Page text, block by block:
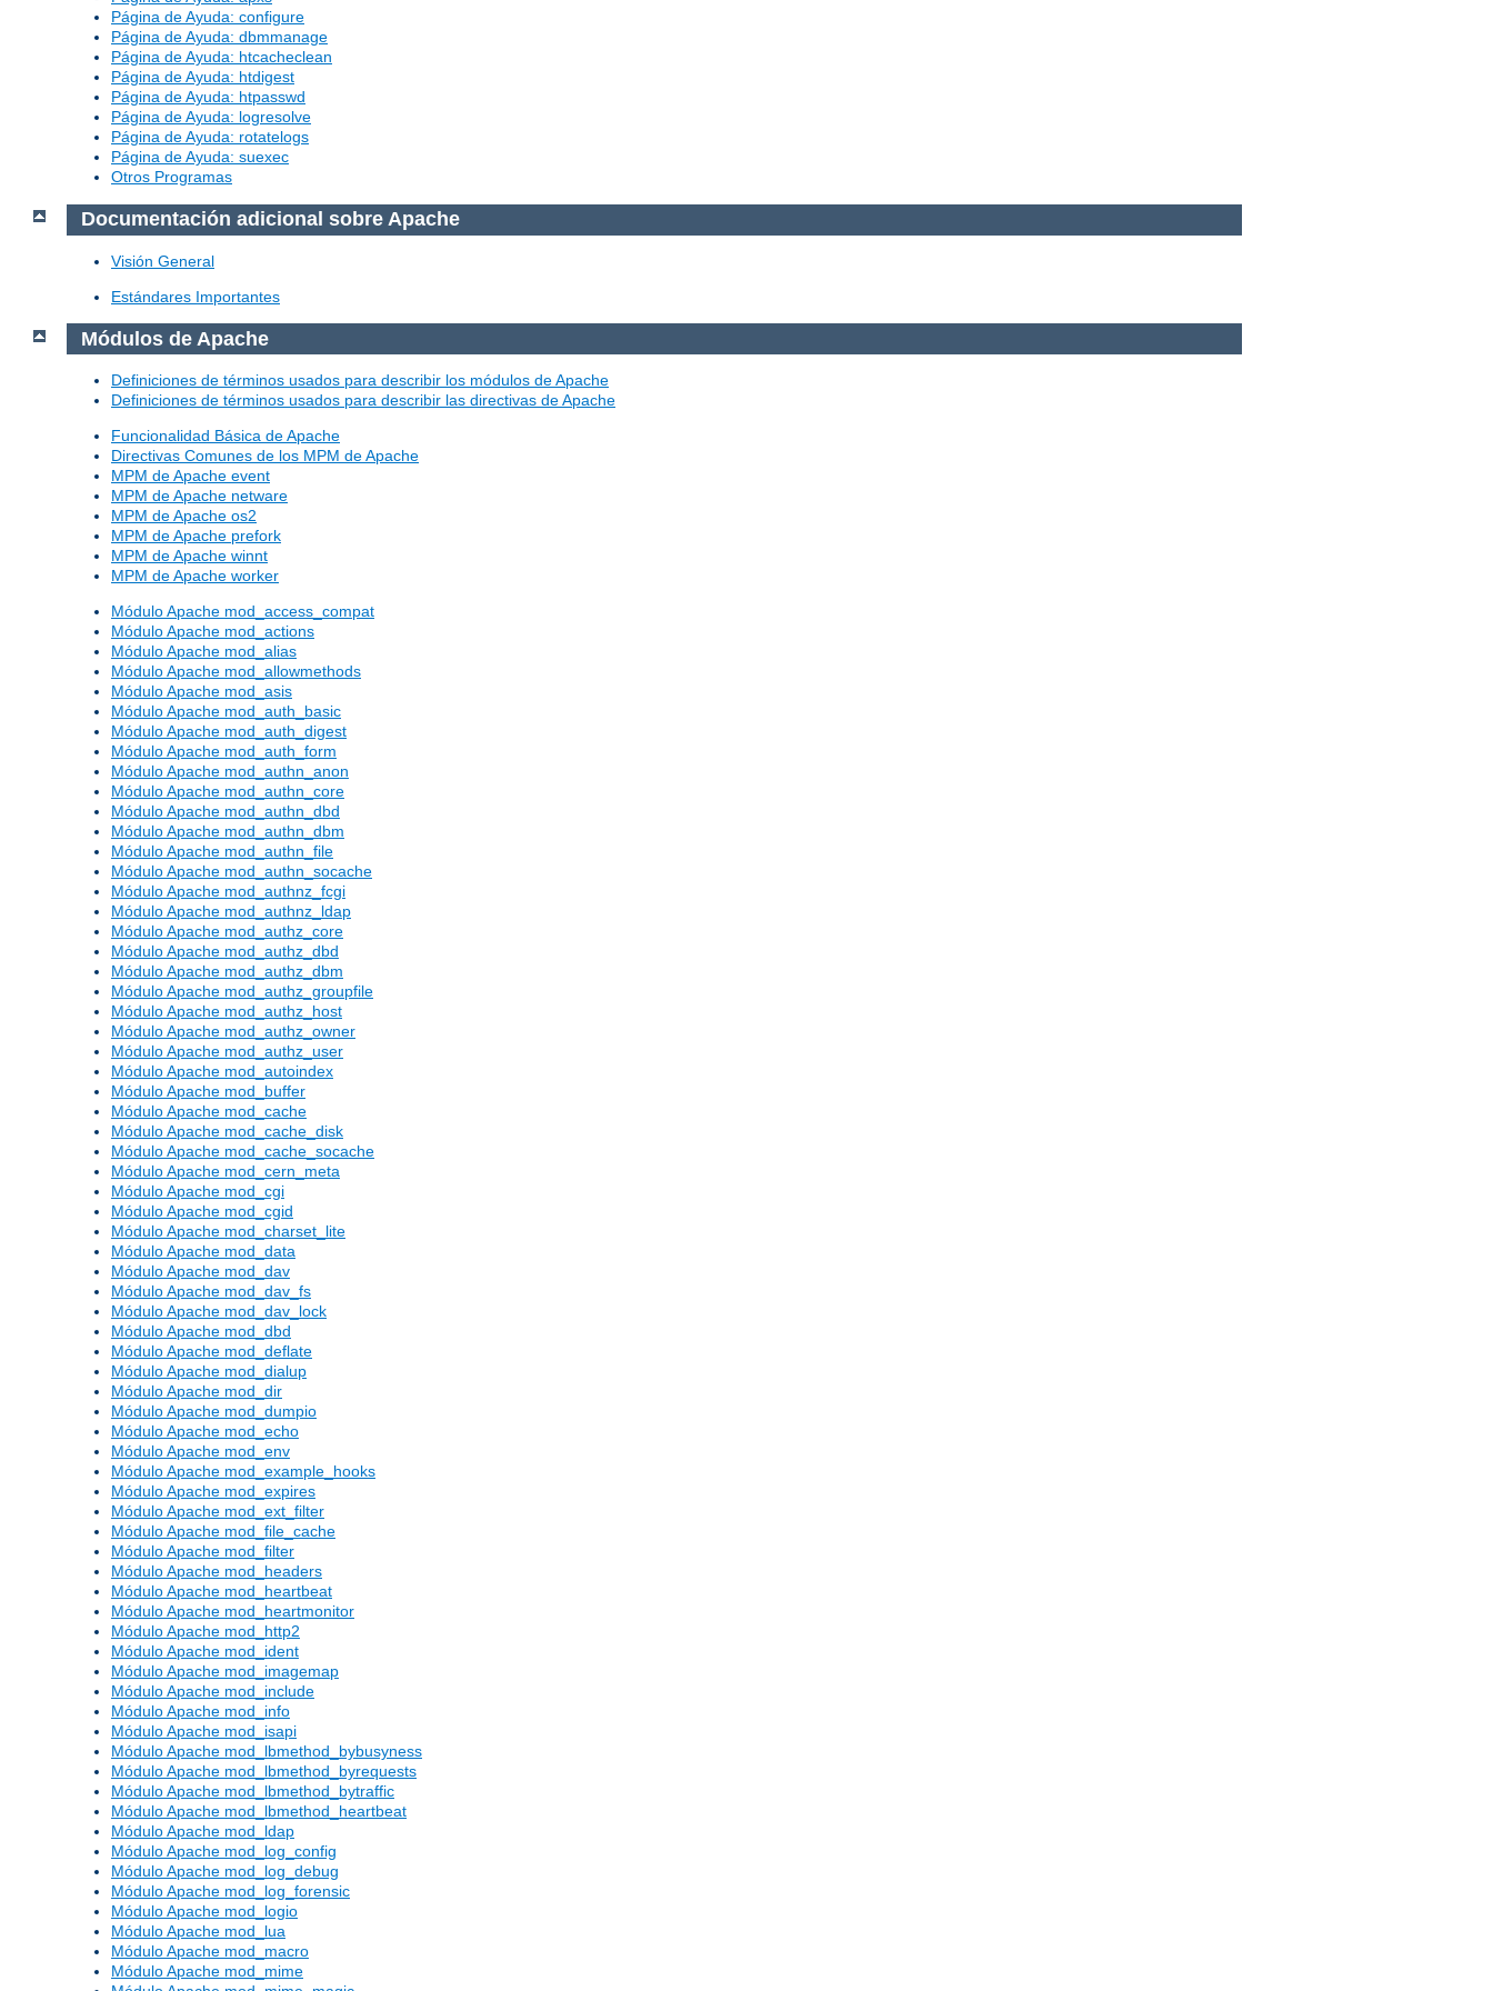
Página de Ayuda: configure
Página de Ayuda: dbmmanage
Página de Ayuda: htcacheclean
Página de Ayuda: htdigest
Página de Ayuda: htpasswd
Página de Ayuda: logresolve
Página de Ayuda: rotatelogs
Página de Ayuda: suexec
Otros Programas
Documentación adicional sobre Apache
Visión General
Estándares Importantes
Módulos de Apache
Definiciones de términos usados para describir los módulos de Apache
Definiciones de términos usados para describir las directivas de Apache
Funcionalidad Básica de Apache
Directivas Comunes de los MPM de Apache
MPM de Apache event
MPM de Apache netware
MPM de Apache os2
MPM de Apache prefork
MPM de Apache winnt
MPM de Apache worker
Módulo Apache mod_access_compat
Módulo Apache mod_actions
Módulo Apache mod_alias
Módulo Apache mod_allowmethods
Módulo Apache mod_asis
Módulo Apache mod_auth_basic
Módulo Apache mod_auth_digest
Módulo Apache mod_auth_form
Módulo Apache mod_authn_anon
Módulo Apache mod_authn_core
Módulo Apache mod_authn_dbd
Módulo Apache mod_authn_dbm
Módulo Apache mod_authn_file
Módulo Apache mod_authn_socache
Módulo Apache mod_authnz_fcgi
Módulo Apache mod_authnz_ldap
Módulo Apache mod_authz_core
Módulo Apache mod_authz_dbd
Módulo Apache mod_authz_dbm
Módulo Apache mod_authz_groupfile
Módulo Apache mod_authz_host
Módulo Apache mod_authz_owner
Módulo Apache mod_authz_user
Módulo Apache mod_autoindex
Módulo Apache mod_buffer
Módulo Apache mod_cache
Módulo Apache mod_cache_disk
Módulo Apache mod_cache_socache
Módulo Apache mod_cern_meta
Módulo Apache mod_cgi
Módulo Apache mod_cgid
Módulo Apache mod_charset_lite
Módulo Apache mod_data
Módulo Apache mod_dav
Módulo Apache mod_dav_fs
Módulo Apache mod_dav_lock
Módulo Apache mod_dbd
Módulo Apache mod_deflate
Módulo Apache mod_dialup
Módulo Apache mod_dir
Módulo Apache mod_dumpio
Módulo Apache mod_echo
Módulo Apache mod_env
Módulo Apache mod_example_hooks
Módulo Apache mod_expires
Módulo Apache mod_ext_filter
Módulo Apache mod_file_cache
Módulo Apache mod_filter
Módulo Apache mod_headers
Módulo Apache mod_heartbeat
Módulo Apache mod_heartmonitor
Módulo Apache mod_http2
Módulo Apache mod_ident
Módulo Apache mod_imagemap
Módulo Apache mod_include
Módulo Apache mod_info
Módulo Apache mod_isapi
Módulo Apache mod_lbmethod_bybusyness
Módulo Apache mod_lbmethod_byrequests
Módulo Apache mod_lbmethod_bytraffic
Módulo Apache mod_lbmethod_heartbeat
Módulo Apache mod_ldap
Módulo Apache mod_log_config
Módulo Apache mod_log_debug
Módulo Apache mod_log_forensic
Módulo Apache mod_logio
Módulo Apache mod_lua
Módulo Apache mod_macro
Módulo Apache mod_mime